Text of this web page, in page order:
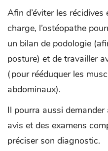
Afin d’éviter les
charge, l’ostéopathe
un bilan de podologie
posture) et de travailler
(pour rééduquer les
abdominaux).
Il pourra aussi
avis et des examens
préciser son diagnostic.